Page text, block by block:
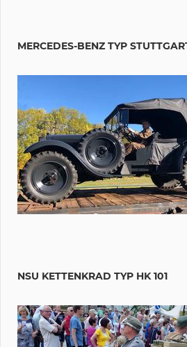
MERCEDES-BENZ TYP
NSU KETTENKRAD TYP HK 101